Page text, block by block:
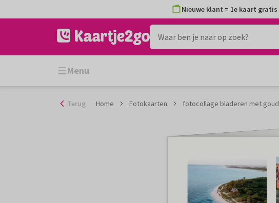
naar
Nieuwe klant = 1e kaart gratis
Menu
Terug Home Fotokaarten fotocollage bladeren met goud